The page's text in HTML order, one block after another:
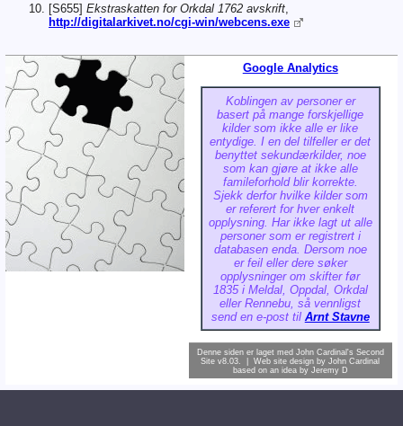
[S655] Ekstraskatten for Orkdal 1762 avskrift
http://digitalarkivet.no/cgi-win/webcens.exe
Google Analytics
Koblingen av personer er
basert på mange forskjellige
kilder som ikke alle er like
entydige. I en del tilfeller er det
benyttet sekundærkilder, noe
som kan gjøre at ikke alle
famileforhold blir korrekte.
Sjekk derfor hvilke kilder som
er referert for hver enkelt
opplysning. Har ikke lagt ut alle
personer som er registrert i
databasen enda. Dersom noe
er feil eller dere søker
opplysninger om skifter før
1835 i Meldal, Oppdal, Orkdal
eller Rennebu, så vennligst
send en e-post til Arnt Stavne
Denne siden er laget med John Cardinal's Second
Site v8.03. | Web site design byJohn Cardinal
based on an idea by Jeremy D